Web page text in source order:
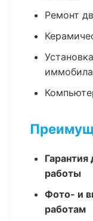
Ремонт
работы
Фото- и
работам